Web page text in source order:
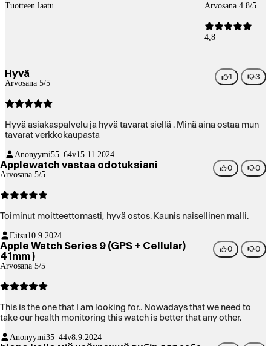
Tuotteen laatu
Arvosana 4.8/5
4,8
Hyvä
Arvosana 5/5
1 3
Hyvä asiakaspalvelu ja hyvä tavarat siellä . Minä aina ostaa mun
tavarat verkkokaupasta
Anonyymi55–64v15.11.2024
Applewatch vastaa odotuksiani
Arvosana 5/5
0 0
Toiminut moitteettomasti, hyvä ostos. Kaunis naisellinen malli.
Eitsu10.9.2024
Apple Watch Series 9 (GPS + Cellular)
41mm )
Arvosana 5/5
0 0
This is the one that I am looking for.. Nowadays that we need to
take our health monitoring this watch is better that any other.
Anonyymi35–44v8.9.2024